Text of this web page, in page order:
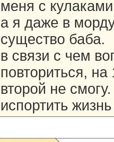
меня с
а я даже в
существо баба.
в связи с чем
повториться,
второй не
испортить